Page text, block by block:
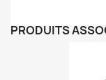
PRODUITS